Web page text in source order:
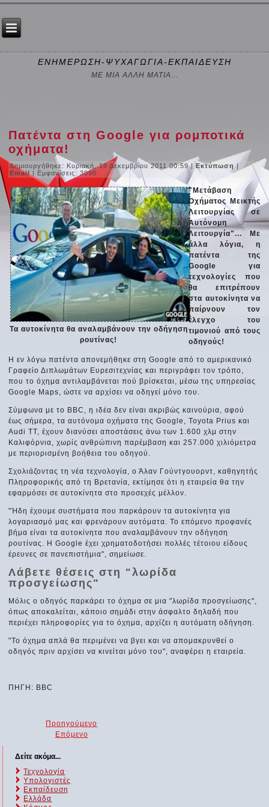
ΕΝΗΜΕΡΩΣΗ-ΨΥΧΑΓΩΓΙΑ-ΕΚΠΑΙΔΕΥΣΗ
ΜΕ ΜΙΑ ΑΛΛΗ ΜΑΤΙΑ...
Πατέντα στη Google για ρομποτικά
οχήματα!
Δημιουργήθηκε: Κυριακή, 18 Δεκεμβρίου 2011 00:59|Εκτύπωση|
Email | Εμφανίσεις: 3090
Τα αυτοκίνητα θα αναλαμβάνουν την οδήγηση
ρουτίνας!
"Μετάβαση
Οχήματος Μεικτής
Λειτουργίας σε
Αυτόνομη
Λειτουργία"... Με
άλλα λόγια, η
πατέντα της
Google για
τεχνολογίες που
θα επιτρέπουν
στα αυτοκίνητα να
παίρνουν τον
έλεγχο του
τιμονιού από τους
οδηγούς!
Η εν λόγω πατέντα απονεμήθηκε στη Google από το αμερικανικό
Γραφείο Διπλωμάτων Ευρεσιτεχνίας και περιγράφει τον τρόπο,
που το όχημα αντιλαμβάνεται πού βρίσκεται, μέσω της υπηρεσίας
Google Maps, ώστε να αρχίσει να οδηγεί μόνο του.
Σύμφωνα με το BBC, η ιδέα δεν είναι ακριβώς καινούρια, αφού
έως σήμερα, τα αυτόνομα οχήματα της Google, Toyota Prius και
Audi ΤΤ, έχουν διανύσει αποστάσεις άνω των 1.600 χλμ στην
Καλιφόρνια, χωρίς ανθρώπινη παρέμβαση και 257.000 χιλιόμετρα
με περιορισμένη βοήθεια του οδηγού.
Σχολιάζοντας τη νέα τεχνολογία, ο Άλαν Γούντγουορντ, καθηγητής
Πληροφορικής από τη Βρετανία, εκτίμησε ότι η εταιρεία θα την
εφαρμόσει σε αυτοκίνητα στο προσεχές μέλλον.
"Ήδη έχουμε συστήματα που παρκάρουν τα αυτοκίνητα για
λογαριασμό μας και φρενάρουν αυτόματα. Το επόμενο προφανές
βήμα είναι τα αυτοκίνητα που αναλαμβάνουν την οδήγηση
ρουτίνας. Η Google έχει χρηματοδοτήσει πολλές τέτοιου είδους
έρευνες σε πανεπιστήμια", σημείωσε.
Λάβετε θέσεις στη "λωρίδα
προσγείωσης"
Μόλις ο οδηγός παρκάρει το όχημα σε μια "λωρίδα προσγείωσης",
όπως αποκαλείται, κάποιο σημάδι στην άσφαλτο δηλαδή που
περιέχει πληροφορίες για το όχημα, αρχίζει η αυτόματη οδήγηση.
"Το όχημα απλά θα περιμένει να βγει και να απομακρυνθεί ο
οδηγός πριν αρχίσει να κινείται μόνο του", αναφέρει η εταιρεία.
ΠΗΓΗ: BBC
Προηγούμενο
Επόμενο
Δείτε ακόμα...
Τεχνολογία
Υπολογιστές
Εκπαίδευση
Ελλάδα